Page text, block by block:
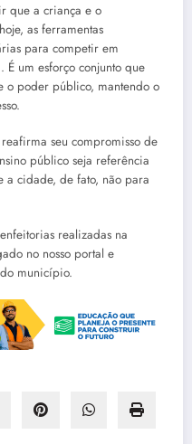
que a criança e o
as ferramentas
para competir em
um esforço conjunto que
o poder público, mantendo o
seu compromisso de
público seja referência
a cidade, de fato, não para
realizadas na
no nosso portal e
município.